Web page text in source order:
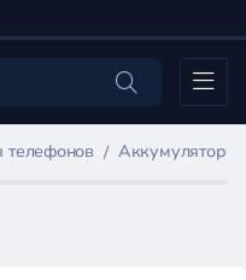
телефонов Аккумуляторы